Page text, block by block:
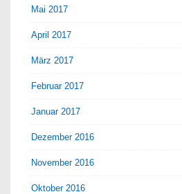
Mai 2017
April 2017
März 2017
Februar 2017
Januar 2017
Dezember 2016
November 2016
Oktober 2016